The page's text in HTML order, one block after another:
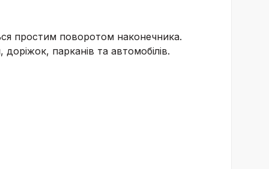
простим поворотом наконечника.
парканів та автомобілів.